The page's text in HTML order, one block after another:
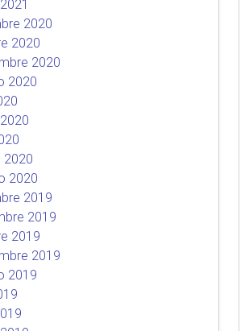
2020
2020
2020
2020
2020
2020
2019
2019
2019
2019
2019